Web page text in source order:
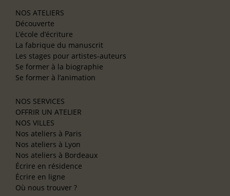
NOS ATELIERS
Découverte
L’école d’écriture
La fabrique du manuscrit
Les stages pour artistes-auteurs
Se former à la biographie
Se former à l’animation
NOS SERVICES
OFFRIR UN ATELIER
NOS VILLES
Nos ateliers à Paris
Nos ateliers à Lyon
Nos ateliers à Bordeaux
Écrire en résidence
Écrire en ligne
Où nous trouver ?